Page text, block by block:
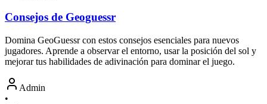
Consejos de Geoguessr
Domina GeoGuessr con estos consejos esenciales para nuevos
jugadores. Aprende a observar el entorno, usar la posición del sol y
mejorar tus habilidades de adivinación para dominar el juego.
Admin
•